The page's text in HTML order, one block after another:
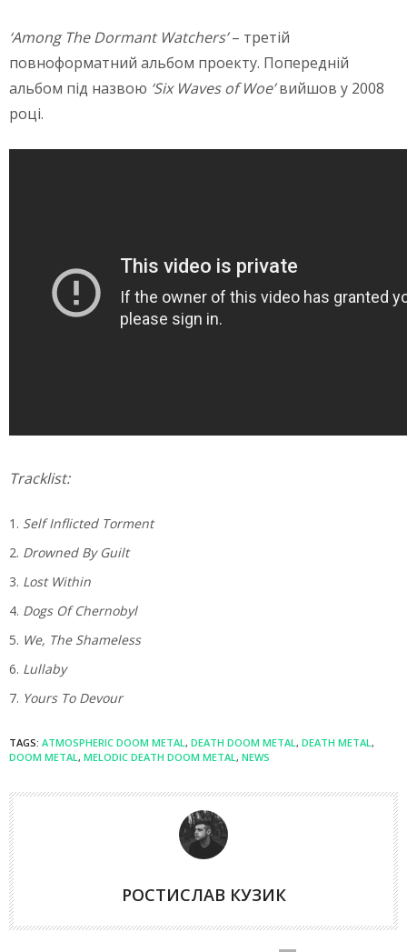
‘Among The Dormant Watchers’– третій
повноформатний альбом проекту. Попередній
альбом під назвою ‘Six Waves of Woe’вийшов у 2008
році.
Tracklist:
Self Inflicted Torment
Drowned By Guilt
Lost Within
Dogs Of Chernobyl
We, The Shameless
Lullaby
Yours To Devour
TAGS: ATMOSPHERIC DOOM METAL, DEATH DOOM METAL, DEATH METAL,
DOOM METAL, MELODIC DEATH DOOM METAL, NEWS
РОСТИСЛАВ КУЗИК